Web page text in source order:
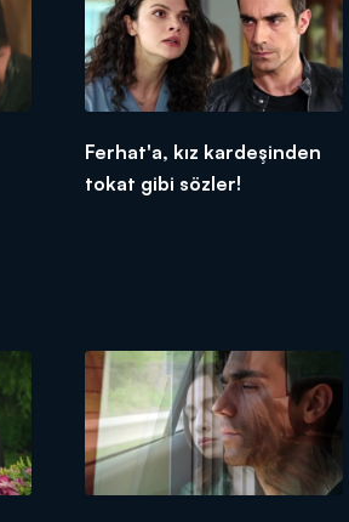
Ferhat'a, kız kardeşinden
tokat gibi sözler!